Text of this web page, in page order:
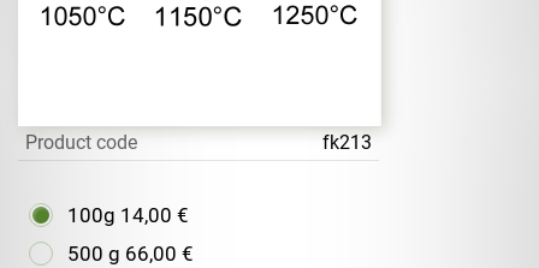
Product code fk213
100g 14,00 €
500 g 66,00 €